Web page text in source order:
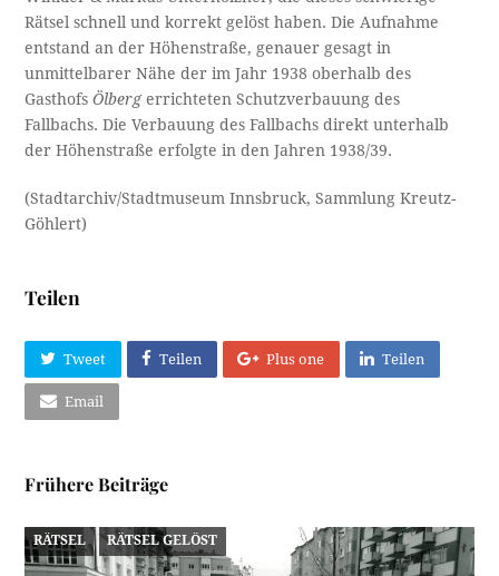
Rätsel schnell und korrekt gelöst haben. Die Aufnahme
entstand an der Höhenstraße, genauer gesagt in
unmittelbarer Nähe der im Jahr 1938 oberhalb des
GasthofsÖlbergerrichteten Schutzverbauung des
Fallbachs. Die Verbauung des Fallbachs direkt unterhalb
der Höhenstraße erfolgte in den Jahren 1938/39.
(Stadtarchiv/Stadtmuseum Innsbruck, Sammlung Kreutz-
Göhlert)
Teilen
Tweet Teilen Plus one Teilen
Email
Frühere Beiträge
RÄTSEL RÄTSEL GELÖST